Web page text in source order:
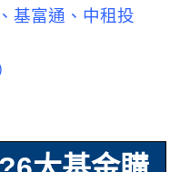
基富通、中租投